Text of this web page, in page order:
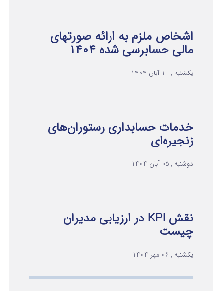
اشخاص ملزم به ارائه صورتهای
مالی حسابرسی شده ۱۴۰۴
یکشنبه , 11 آبان 1404
خدمات حسابداری رستوران‌های
زنجیره‌ای
دوشنبه , 05 آبان 1404
نقش KPI در ارزیابی مدیران
چیست
یکشنبه , 06 مهر 1404